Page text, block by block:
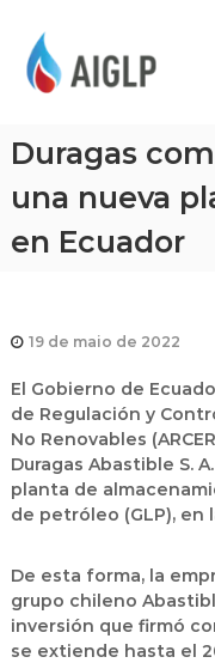
P
Duragas
una nueva
en Ecuador
19 de maio de 2022
El Gobierno de
de Regulación y
No Renovables
Duragas Abastible S.
planta de
de petróleo (GLP), en
De esta forma, la
grupo chileno
inversión que firmó
se extiende hasta el